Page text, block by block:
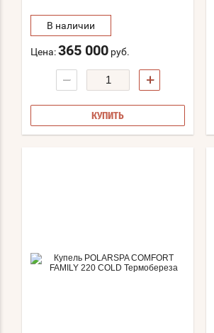
В наличии
Цена:365 000 руб.
− +
КУПИТЬ